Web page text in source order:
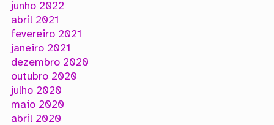
junho 2022
abril 2021
fevereiro 2021
janeiro 2021
dezembro 2020
outubro 2020
julho 2020
maio 2020
abril 2020